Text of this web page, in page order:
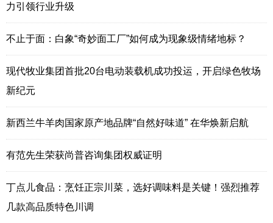
力引领行业升级
不止于面：白象“奇妙面工厂”如何成为现象级情绪地标？
现代牧业集团首批20台电动装载机成功投运，开启绿色牧场
新纪元
新西兰牛羊肉国家原产地品牌“自然好味道” 在华焕新启航
有范先生荣获尚普咨询集团权威证明
丁点儿食品：烹饪正宗川菜，选好调味料是关键！强烈推荐
几款高品质特色川调